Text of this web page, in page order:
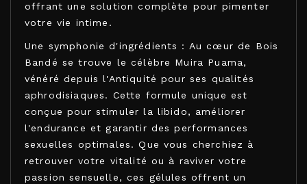
offrant une solution complète pour pimenter
votre vie intime.
Une symphonie d'ingrédients : Au cœur de Bois
Bandé se trouve le célèbre Muira Puama,
vénéré depuis l'Antiquité pour ses qualités
aphrodisiaques. Cette formule unique est
conçue pour stimuler la libido, améliorer
l'endurance et garantir des performances
sexuelles optimales. Que vous cherchiez à
retrouver votre vitalité ou à raviver votre
passion sensuelle, ces gélules offrent un